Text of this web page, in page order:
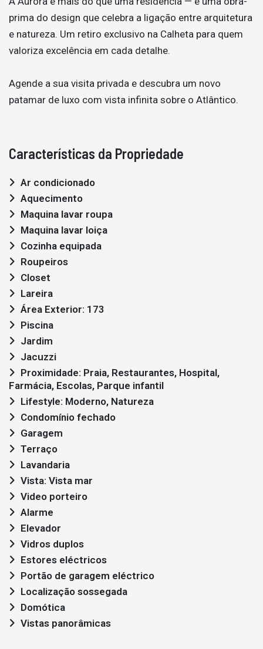
prima do design que celebra a ligação entre arquitetura
e natureza. Um retiro exclusivo na Calheta para quem
valoriza excelência em cada detalhe.
Agende a sua visita privada e descubra um novo
patamar de luxo com vista infinita sobre o Atlântico.
Características da Propriedade
Ar condicionado
Aquecimento
Maquina lavar roupa
Maquina lavar loiça
Cozinha equipada
Roupeiros
Closet
Lareira
Área Exterior: 173
Piscina
Jardim
Jacuzzi
Farmácia, Escolas, Parque infantil
Lifestyle: Moderno, Natureza
Condomínio fechado
Garagem
Terraço
Lavandaria
Vista: Vista mar
Video porteiro
Alarme
Elevador
Vidros duplos
Estores eléctricos
Portão de garagem eléctrico
Localização sossegada
Domótica
Vistas panorâmicas